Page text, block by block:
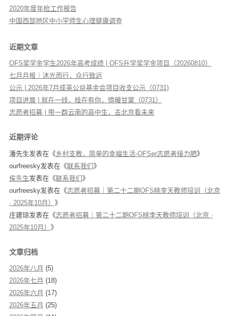
2020年度年检工作报告
中国西部地区中小学师生心理健康调查
近期文章
OFS奖学金学生2026年高考成绩 | OFS升学奖学金项目（20260810）
七月月报｜沐光而行，众行致远
公示 | 2026年7月成英公益基金会项目收支公示（0731)
项目进展 | 就在一线，桂在有你，情暖甘棠（0731）
志愿者招募 | 带一群云南的高中生，去北京看未来
近期评论
潘先生发表在《乡村支教，简单的幸福生活-OFSer志愿者接力晒》
ourfreesky发表在《联系我们 》
侯先生发表在《联系我们 》
ourfreesky发表在《志愿者招募｜第二十二期OFS桃李天教师培训（北京
· 2025年10月） 》
庄建琼发表在《志愿者招募｜第二十二期OFS桃李天教师培训（北京 ·
2025年10月） 》
文章归档
2026年八月 (5)
2026年七月 (18)
2026年六月 (17)
2026年五月 (25)